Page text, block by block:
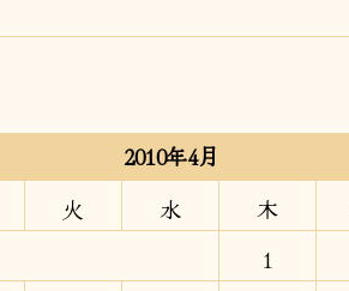
2010年4月
火 水 木
1